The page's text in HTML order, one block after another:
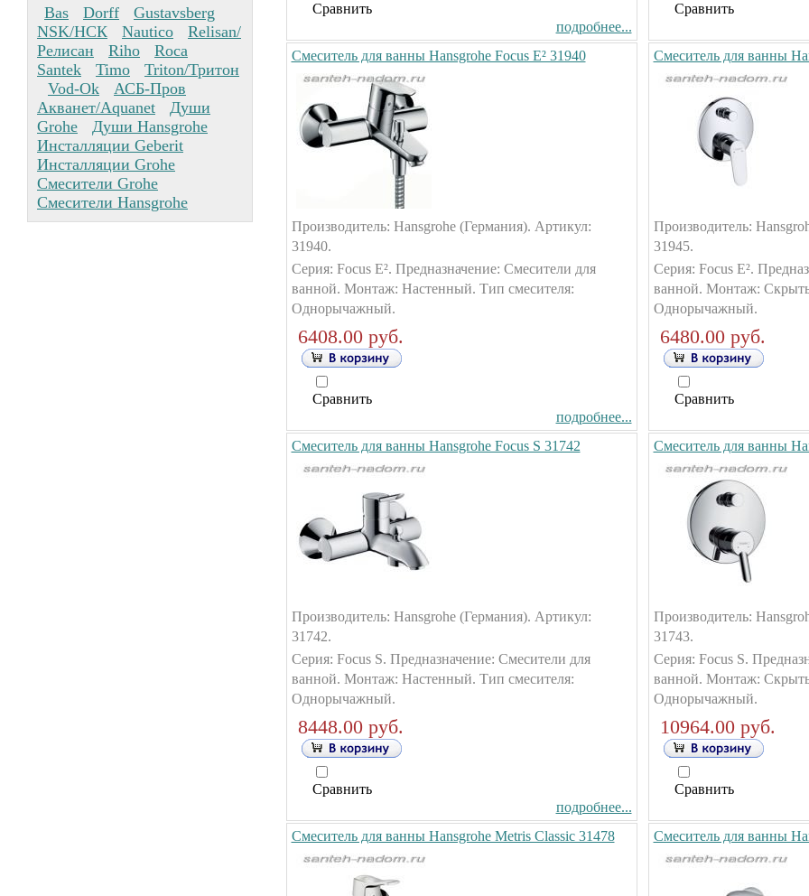
Bas Dorff
Gustavsberg
NSK/НСК
Nautico
Relisan/
Релисан
Riho
Roca
Santek
Timo
Triton/Тритон
Vod-Ok
АСБ-Пров
Акванет/Aquanet
Души
Grohe
Души Hansgrohe
Инсталляции Geberit
Инсталляции Grohe
Смесители Grohe
Смесители Hansgrohe
Сравнить
подробнее...
Сравнить
Смеситель для ванны Hansgrohe Focus E² 31940
Производитель: Hansgrohe (Германия). Артикул:
31940.
Серия: Focus E². Предназначение: Смесители для
ванной. Монтаж: Настенный. Тип смесителя:
Однорычажный.
6408.00 руб.
Сравнить
подробнее...
Смеситель для ванны
Производитель:
31945.
Серия: Focus E².
ванной. Монтаж:
Однорычажный.
6480.00 руб.
Сравнить
Смеситель для ванны Hansgrohe Focus S 31742
Производитель: Hansgrohe (Германия). Артикул:
31742.
Серия: Focus S. Предназначение: Смесители для
ванной. Монтаж: Настенный. Тип смесителя:
Однорычажный.
8448.00 руб.
Сравнить
подробнее...
Смеситель для ванны
Производитель:
31743.
Серия: Focus S.
ванной. Монтаж:
Однорычажный.
10964.00 руб.
Сравнить
Смеситель для ванны Hansgrohe Metris Classic 31478
Смеситель для ванны